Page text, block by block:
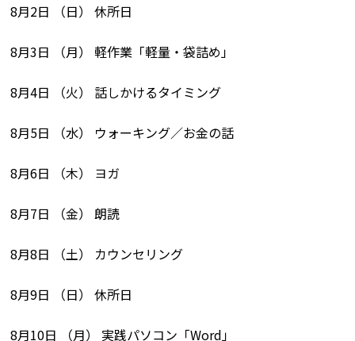
8月2日 （日） 休所日
8月3日 （月） 軽作業「軽量・袋詰め」
8月4日 （火） 話しかけるタイミング
8月5日 （水） ウォーキング／お金の話
8月6日 （木） ヨガ
8月7日 （金） 朗読
8月8日 （土） カウンセリング
8月9日 （日） 休所日
8月10日 （月） 実践パソコン「Word」